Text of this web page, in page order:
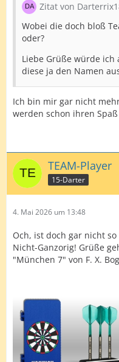
Zitat von
Wobei die doch bloß
oder?
Liebe Grüße würde ich
diese ja den Namen
Ich bin mir gar nicht
werden schon ihren
TEAM-Player
15-Darter
4. Mai 2026 um 13:48
Och, ist doch gar nicht
Nicht-Ganzorig! Grüße
"München 7" von F. X.